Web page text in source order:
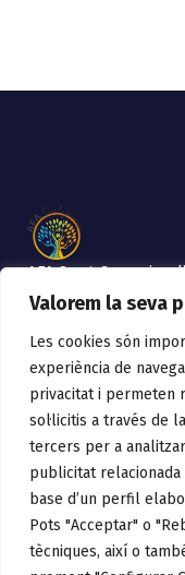
Valorem la seva
Les cookies són
experiència de
privacitat i permeten
sol·licitis a través de
tercers per a
publicitat
base d’un perfil
Pots "Acceptar" o
tècniques, així o
AFA Sant Gervasi es
l’Escola Sant
PolÍtica De
Avís Legal.
Política de
Política de
Política de Xarxes